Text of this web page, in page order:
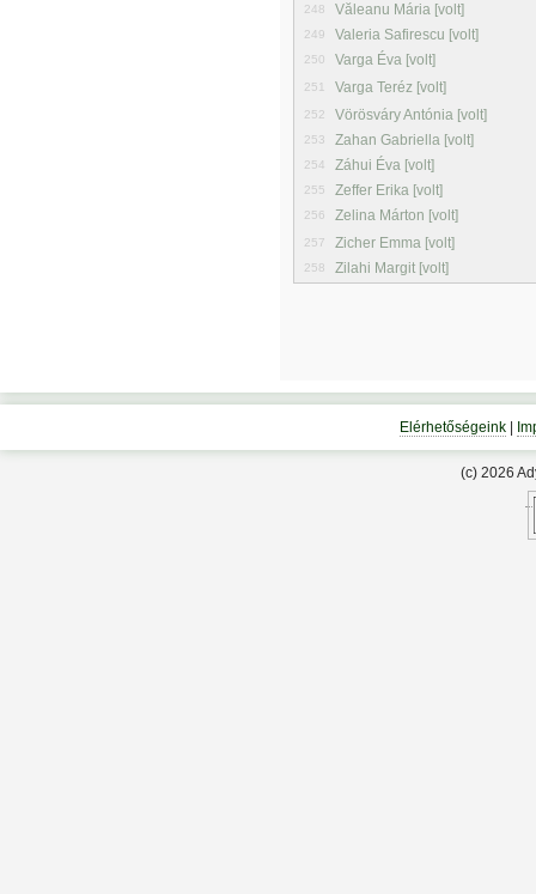
248 Văleanu Mária [volt]
249 Valeria Safirescu [volt]
250 Varga Éva [volt]
251 Varga Teréz [volt]
252 Vörösváry Antónia [volt]
253 Zahan Gabriella [volt]
254 Záhui Éva [volt]
255 Zeffer Erika [volt]
256 Zelina Márton [volt]
257 Zicher Emma [volt]
258 Zilahi Margit [volt]
Elérhetőségeink|
(c) 2026